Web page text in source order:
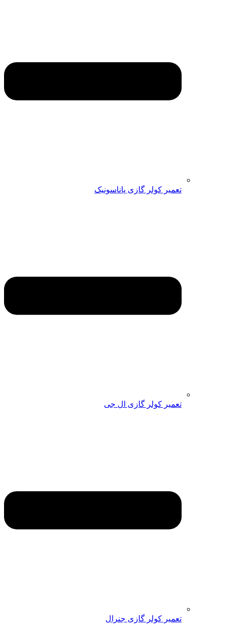
تعمیر کولر گازی پاناسونیک
تعمیر کولر گازی ال جی
تعمیر کولر گازی جنرال